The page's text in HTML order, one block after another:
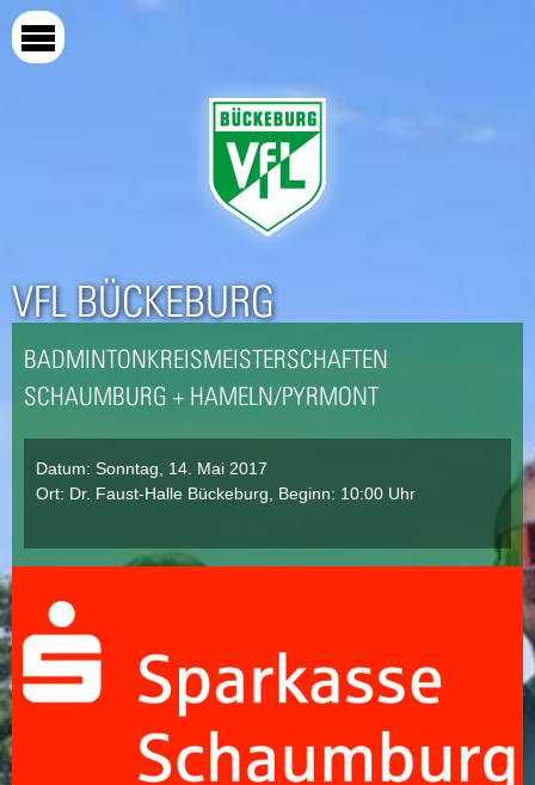
VFL BÜCKEBURG
BADMINTONKREISMEISTERSCHAFTEN
SCHAUMBURG + HAMELN/PYRMONT
Datum: Sonntag, 14. Mai 2017
Ort: Dr. Faust-Halle Bückeburg, Beginn: 10:00 Uhr